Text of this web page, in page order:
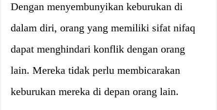
Dengan menyembunyikan keburukan di
dalam diri, orang yang memiliki sifat nifaq
dapat menghindari konflik dengan orang
lain. Mereka tidak perlu membicarakan
keburukan mereka di depan orang lain.